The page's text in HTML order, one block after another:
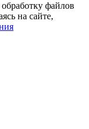
файлов
на сайте,